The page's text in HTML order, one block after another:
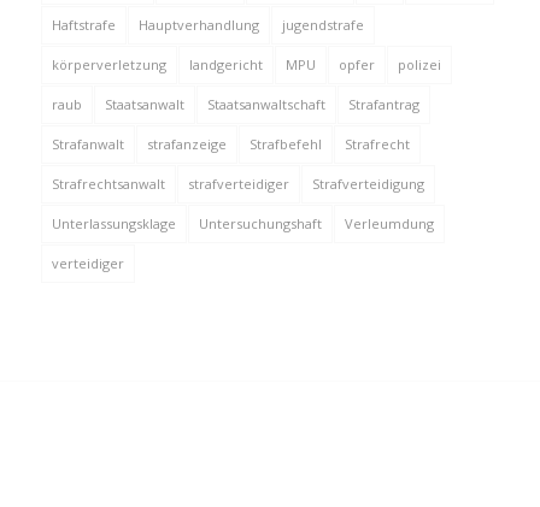
Haftstrafe Hauptverhandlung jugendstrafe
körperverletzung landgericht MPU opfer polizei
raub Staatsanwalt Staatsanwaltschaft Strafantrag
Strafanwalt strafanzeige Strafbefehl Strafrecht
Strafrechtsanwalt strafverteidiger Strafverteidigung
Unterlassungsklage Untersuchungshaft Verleumdung
verteidiger